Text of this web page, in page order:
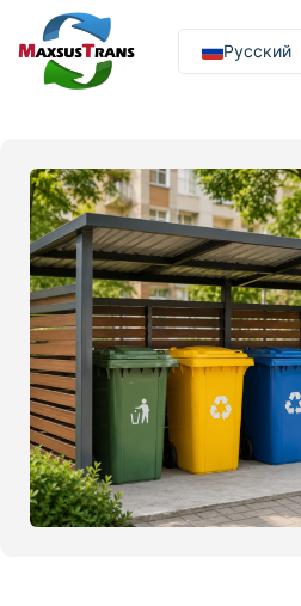
Русский